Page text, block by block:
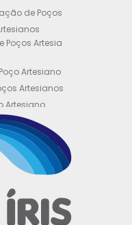
de Poços
Poços Artesia
Artesiano
Artesianos
Artesiano
Artesiano
Artesiano
Artesiano
Artesiano
de Poç